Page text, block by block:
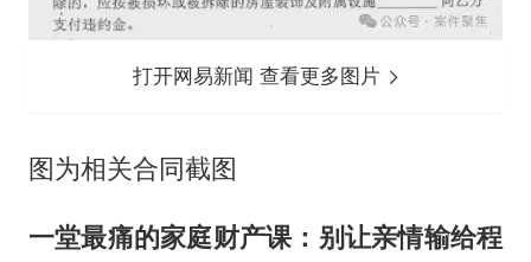
打开网易新闻 查看更多图片
图为相关合同截图
一堂最痛的家庭财产课：别让亲情输给程